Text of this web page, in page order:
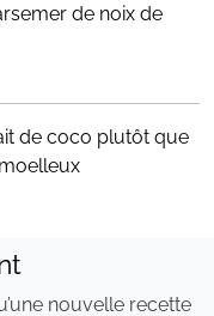
de noix de
de coco plutôt que
nouvelle recette